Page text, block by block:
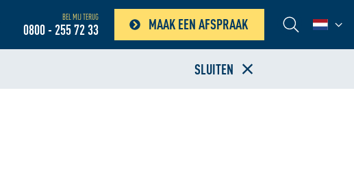
BEL MIJ TERUG
0800 - 255 72 33 MAAK EEN AFSPRAAK
SLUITEN